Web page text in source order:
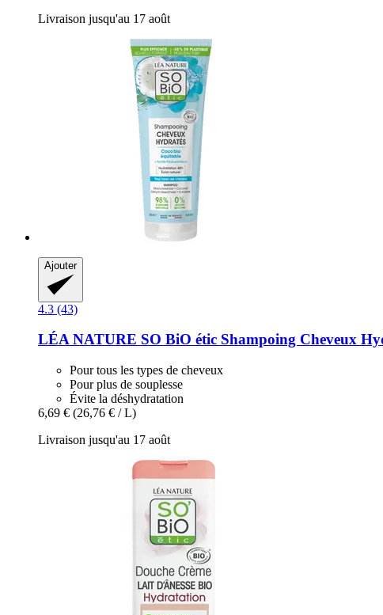
Livraison jusqu'au 17 août
Ajouter
4.3 (43)
LÉA NATURE SO BiO étic Shampoing Cheveux
Pour tous les types de cheveux
Pour plus de souplesse
Évite la déshydratation
6,69 € (26,76 € / L)
Livraison jusqu'au 17 août